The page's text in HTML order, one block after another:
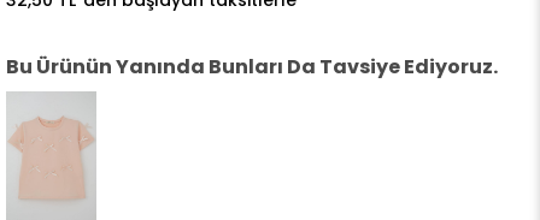
Bu Ürünün Yanında Bunları Da Tavsiye Ediyoruz.